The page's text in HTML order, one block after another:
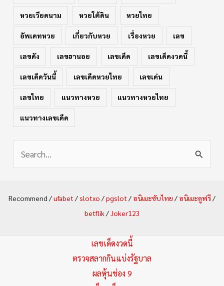
หวยเวียดนาม หวยใต้ดิน หวยไทย
อัพเดทหวย เกี่ยวกับหวย เรื่องหวย เลข
เลขดัง เลขฮานอย เลขเด็ด เลขเด็ดงวดนี้
เลขเด็ดวันนี้ เลขเด็ดหวยไทย เลขเด่น
เลขไทย แนวทางหวย แนวทางหวยไทย
แนวทางเลขเด็ด
Recommend /ufabet /slotxo /pgslot / อนิเมะซับไทย / อนิเมะดูฟรี/
betflik/Joker123
เลขเด็ดงวดนี้
ตรวจสลากกินแบ่งรัฐบาล
ผลหุ้นช่อง 9